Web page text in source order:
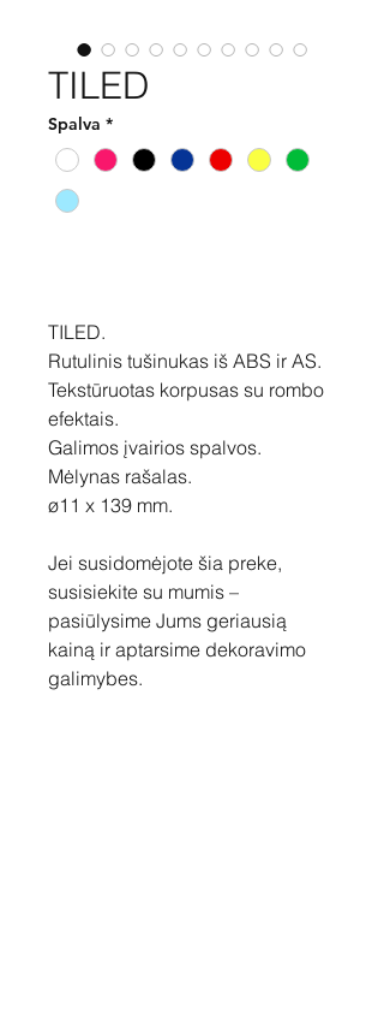
TILED
Spalva *
TILED.
Rutulinis tušinukas iš ABS ir AS.
Tekstūruotas korpusas su rombo
efektais.
Galimos įvairios spalvos.
Mėlynas rašalas.
ø11 x 139 mm.
Jei susidomėjote šia preke,
susisiekite su mumis –
pasiūlysime Jums geriausią
kainą ir aptarsime dekoravimo
galimybes.